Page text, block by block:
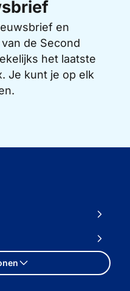
en
de Second
het laatste
Je kunt je op elk